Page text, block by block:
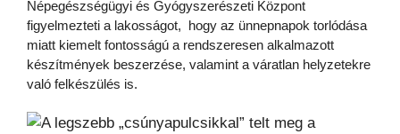
Népegészségügyi és Gyógyszerészeti Központ
figyelmezteti a lakosságot, hogy az ünnepnapok torlódása
miatt kiemelt fontosságú a rendszeresen alkalmazott
készítmények beszerzése, valamint a váratlan helyzetekre
való felkészülés is.